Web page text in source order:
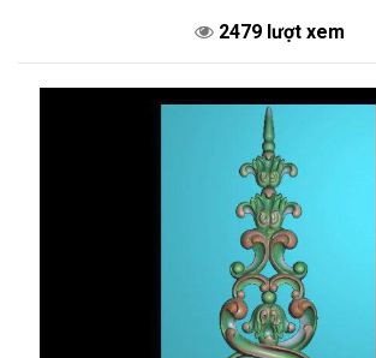
2479 lượt xem